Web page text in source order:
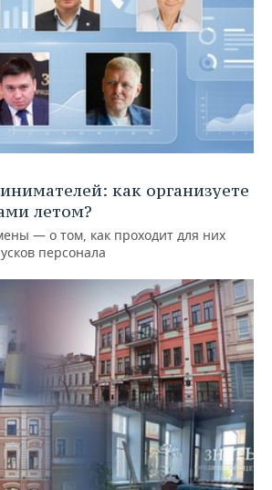
как организуете
летом?
— о том, как проходит для них
персонала